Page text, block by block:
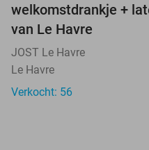
welkomstdrankje +
van Le Havre
JOST Le Havre
Le Havre
Verkocht: 56